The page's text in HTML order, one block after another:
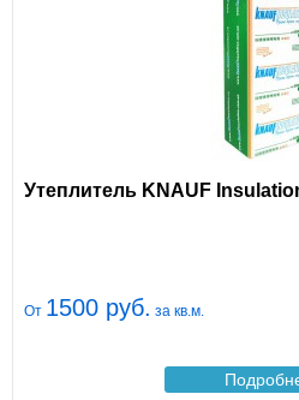
Утеплитель KNAUF
От 1500 руб. за кв.м.